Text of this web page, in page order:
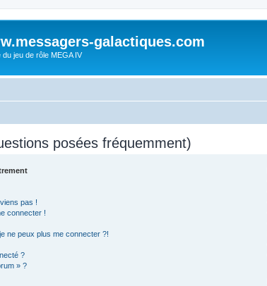
galactiques.com
du jeu de rôle MEGA IV
posées fréquemment)
pas !
connecter !
ne peux plus me connecter ?!
?
» ?